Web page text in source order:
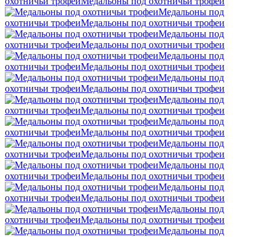
Mедальоны под
охотничьи трофеиMедальоны под охотничьи трофеи
Mедальоны под
охотничьи трофеиMедальоны под охотничьи трофеи
Mедальоны под
охотничьи трофеиMедальоны под охотничьи трофеи
Mедальоны под
охотничьи трофеиMедальоны под охотничьи трофеи
Mедальоны под
охотничьи трофеиMедальоны под охотничьи трофеи
Mедальоны под
охотничьи трофеиMедальоны под охотничьи трофеи
Mедальоны под
охотничьи трофеиMедальоны под охотничьи трофеи
Mедальоны под
охотничьи трофеиMедальоны под охотничьи трофеи
Mедальоны под
охотничьи трофеиMедальоны под охотничьи трофеи
Mедальоны под
охотничьи трофеиMедальоны под охотничьи трофеи
Mедальоны под